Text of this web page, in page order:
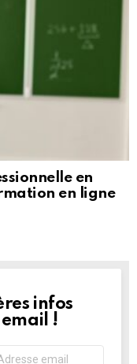
en
en ligne
infos
!